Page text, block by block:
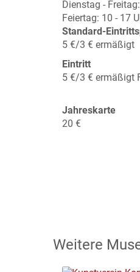
Dienstag -
Feiertag: 10 - 17
Standard-
5 €/3 € ermäßigt
Eintritt
5 €/3 € ermäßigt
Jahreskarte
20 €
Weitere